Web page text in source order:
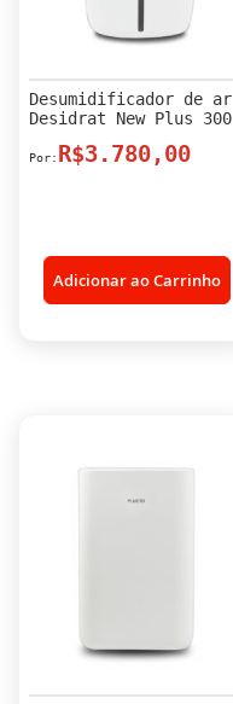
Desumidificador de ar
Desidrat New Plus 300
R$3.780,00
Adicionar ao Carrinho